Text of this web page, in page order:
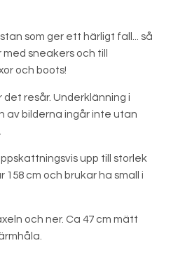
som ger ett härligt fall... så
sneakers och till
och boots!
resår. Underklänning i
av bilderna ingår inte utan
upp till storlek
158 cm och brukar ha small i
och ner. Ca 47 cm mätt